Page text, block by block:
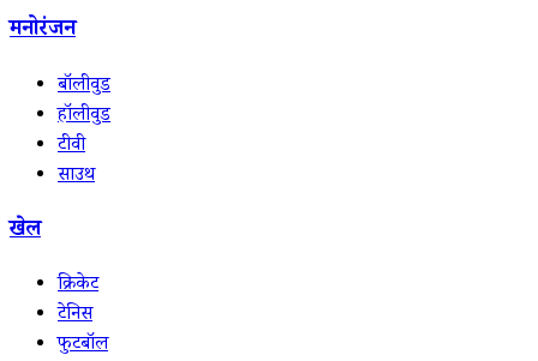
मनोरंजन
बॉलीवुड
हॉलीवुड
टीवी
साउथ
खेल
क्रिकेट
टेनिस
फुटबॉल